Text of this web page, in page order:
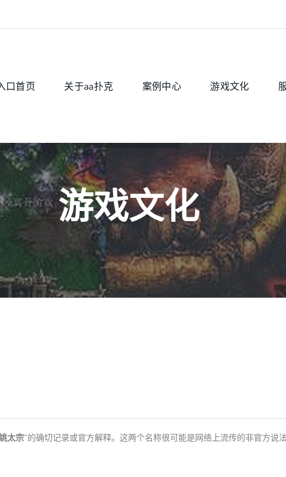
口首页 关于aa扑克 案例中心 游戏文化
游戏文化
太宗”的确切记录或官方解释。这两个名称很可能是网络上流传的非官方说